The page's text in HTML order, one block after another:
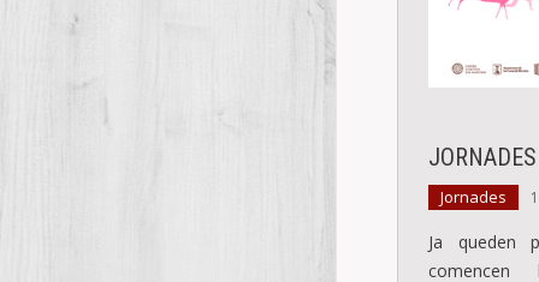
Jornades
Ja queden
comencen